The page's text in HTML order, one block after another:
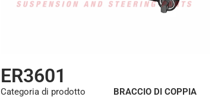
ER3601
Categoria di prodotto BRACCIO DI COPPIA